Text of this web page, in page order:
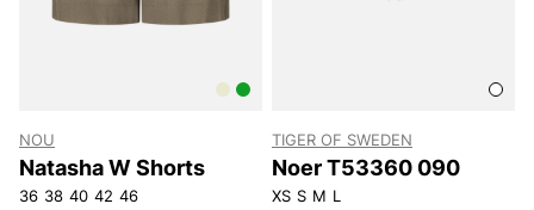
NOU
Natasha W Shorts
36 38 40 42 46
TIGER OF SWEDEN
Noer T53360 090
XS S M L